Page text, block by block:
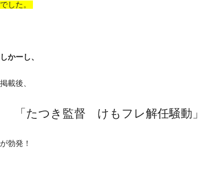
でした。
しかーし、
掲載後、
「たつき監督 けもフレ解任騒動」
が勃発！